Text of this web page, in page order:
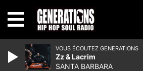
VOUS ÉCOUTEZ GENERATIONS
Zz & Lacrim
SANTA BARBARA